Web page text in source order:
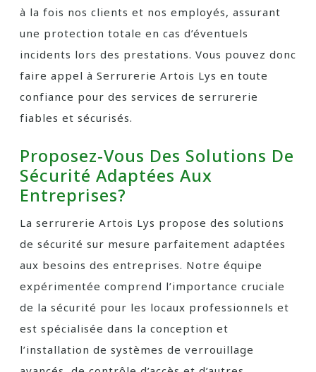
à la fois nos clients et nos employés, assurant
une protection totale en cas d’éventuels
incidents lors des prestations. Vous pouvez donc
faire appel à Serrurerie Artois Lys en toute
confiance pour des services de serrurerie
fiables et sécurisés.
Proposez-Vous Des Solutions De
Sécurité Adaptées Aux
Entreprises?
La serrurerie Artois Lys propose des solutions
de sécurité sur mesure parfaitement adaptées
aux besoins des entreprises. Notre équipe
expérimentée comprend l’importance cruciale
de la sécurité pour les locaux professionnels et
est spécialisée dans la conception et
l’installation de systèmes de verrouillage